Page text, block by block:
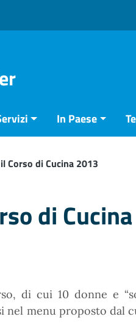
In Paese
Corso di Cucina 2013
di
di cui 10 donne e
nel menu proposto dal